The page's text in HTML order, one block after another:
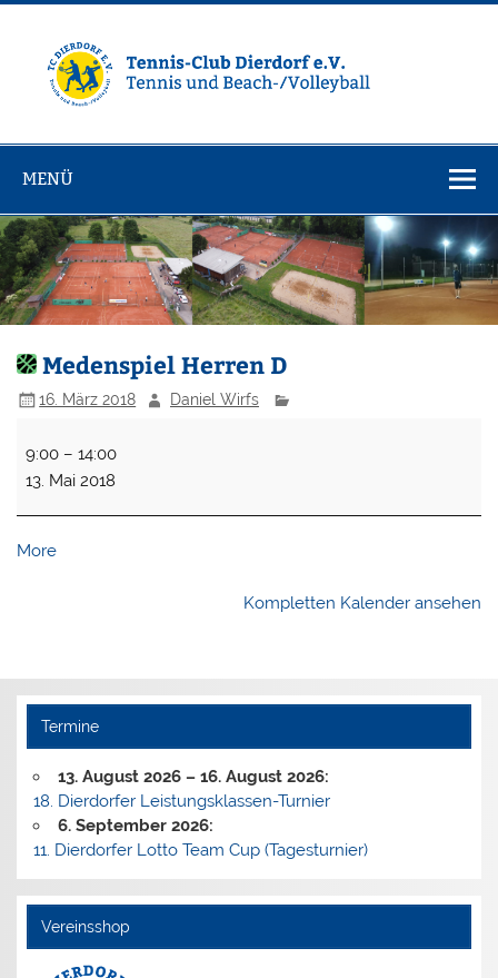
Zum
Dierdorf e.V.
MENÜ
Medenspiel Herren D
16. März 2018 Daniel Wirfs
Herren
D
9:00 –14:00
13. Mai 2018
Moreabout
Kompletten Kalender ansehen
Termine
13. August 2026 – 16. August 2026:
18. Dierdorfer Leistungsklassen-Turnier
6. September 2026:
11. Dierdorfer Lotto Team Cup (Tagesturnier)
Vereinsshop